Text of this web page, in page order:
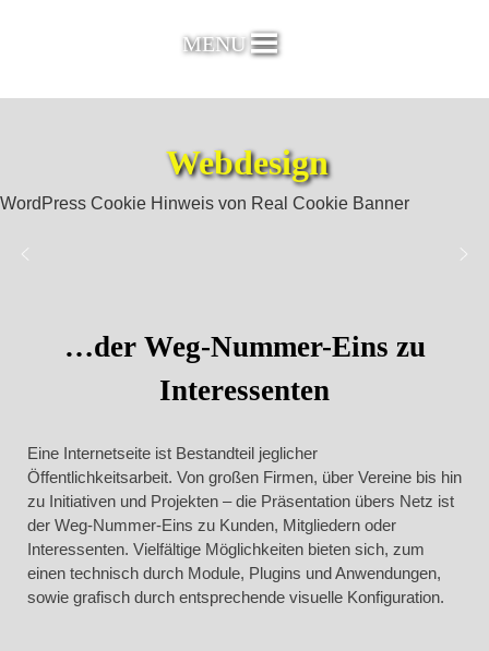
MENU
Webdesign
…der Weg-Nummer-Eins zu
Interessenten
Eine Internetseite ist Bestandteil jeglicher
Öffentlichkeitsarbeit. Von großen Firmen, über Vereine bis hin
zu Initiativen und Projekten – die Präsentation übers Netz ist
der Weg-Nummer-Eins zu Kunden, Mitgliedern oder
Interessenten. Vielfältige Möglichkeiten bieten sich, zum
einen technisch durch Module, Plugins und Anwendungen,
sowie grafisch durch entsprechende visuelle Konfiguration.
WordPress Cookie Hinweis von Real Cookie Banner